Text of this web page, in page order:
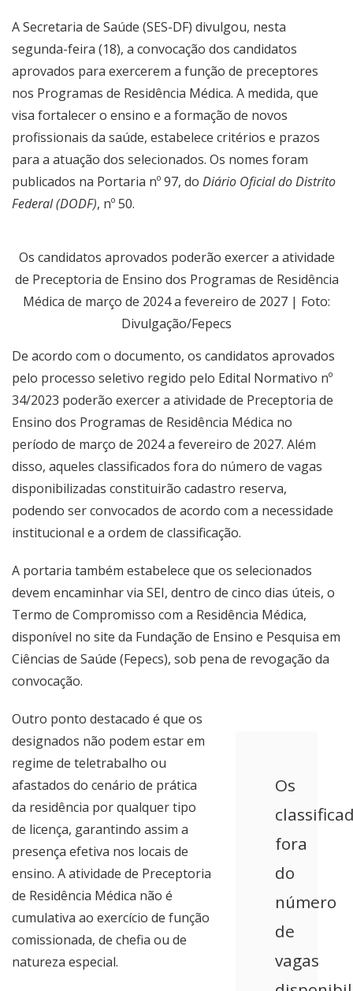
A Secretaria de Saúde (SES-DF) divulgou, nesta
segunda-feira (18), a convocação dos candidatos
aprovados para exercerem a função de preceptores
nos Programas de Residência Médica. A medida, que
visa fortalecer o ensino e a formação de novos
profissionais da saúde, estabelece critérios e prazos
para a atuação dos selecionados. Os nomes foram
publicados na Portaria nº 97, do Diário Oficial do Distrito
Federal (DODF), nº 50.
Os candidatos aprovados poderão exercer a atividade
de Preceptoria de Ensino dos Programas de Residência
Médica de março de 2024 a fevereiro de 2027 | Foto:
Divulgação/Fepecs
De acordo com o documento, os candidatos aprovados
pelo processo seletivo regido pelo Edital Normativo nº
34/2023 poderão exercer a atividade de Preceptoria de
Ensino dos Programas de Residência Médica no
período de março de 2024 a fevereiro de 2027. Além
disso, aqueles classificados fora do número de vagas
disponibilizadas constituirão cadastro reserva,
podendo ser convocados de acordo com a necessidade
institucional e a ordem de classificação.
A portaria também estabelece que os selecionados
devem encaminhar via SEI, dentro de cinco dias úteis, o
Termo de Compromisso com a Residência Médica,
disponível no site da Fundação de Ensino e Pesquisa em
Ciências de Saúde (Fepecs), sob pena de revogação da
convocação.
Os
fora
do
número
de
vagas
Outro ponto destacado é que os
designados não podem estar em
regime de teletrabalho ou
afastados do cenário de prática
da residência por qualquer tipo
de licença, garantindo assim a
presença efetiva nos locais de
ensino. A atividade de Preceptoria
de Residência Médica não é
cumulativa ao exercício de função
comissionada, de chefia ou de
natureza especial.